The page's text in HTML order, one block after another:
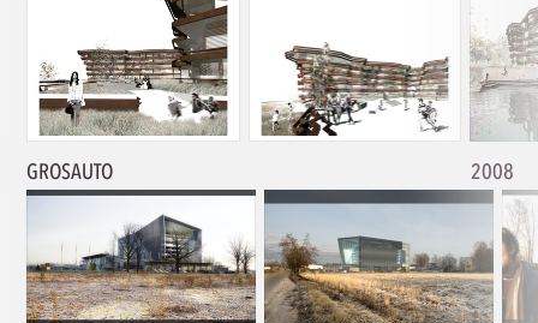
GROSAUTO 2008